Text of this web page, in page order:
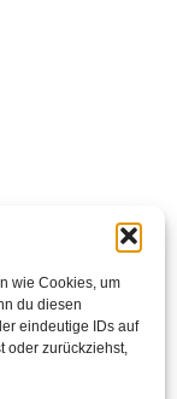
wie Cookies, um
du diesen
eindeutige IDs auf
oder zurückziehst,